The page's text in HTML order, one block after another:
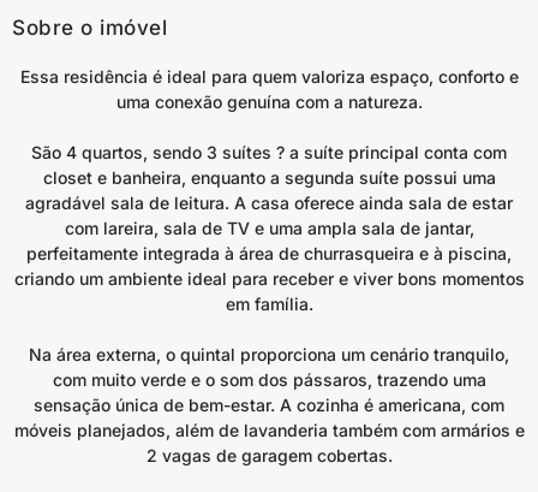
Sobre o imóvel
Essa residência é ideal para quem valoriza espaço, conforto e
uma conexão genuína com a natureza.
São 4 quartos, sendo 3 suítes ? a suíte principal conta com
closet e banheira, enquanto a segunda suíte possui uma
agradável sala de leitura. A casa oferece ainda sala de estar
com lareira, sala de TV e uma ampla sala de jantar,
perfeitamente integrada à área de churrasqueira e à piscina,
criando um ambiente ideal para receber e viver bons momentos
em família.
Na área externa, o quintal proporciona um cenário tranquilo,
com muito verde e o som dos pássaros, trazendo uma
sensação única de bem-estar. A cozinha é americana, com
móveis planejados, além de lavanderia também com armários e
2 vagas de garagem cobertas.